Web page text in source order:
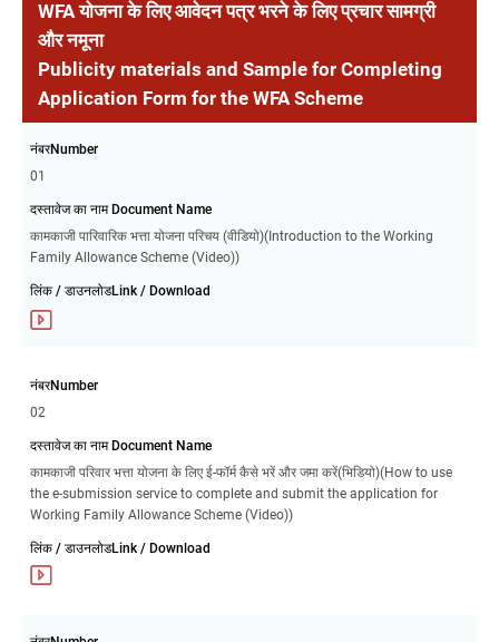
WFA योजना के लिए आवेदन पत्र भरने के लिए प्रचार सामग्री
और नमूना
Publicity materials and Sample for Completing
Application Form for the WFA Scheme
नंबरNumber
01
दस्तावेज का नाम Document Name
कामकाजी पारिवारिक भत्ता योजना परिचय (वीडियो)(Introduction to the Working
Family Allowance Scheme (Video))
लिंक / डाउनलोडLink / Download
नंबरNumber
02
दस्तावेज का नाम Document Name
कामकाजी परिवार भत्ता योजना के लिए ई-फॉर्म कैसे भरें और जमा करें(भिडियो)(How to use
the e-submission service to complete and submit the application for
Working Family Allowance Scheme (Video))
लिंक / डाउनलोडLink / Download